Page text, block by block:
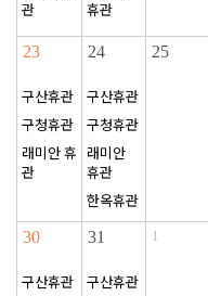
관
휴관
23
구산휴관
구청휴관
래미안 휴
관
24
구산휴관
구청휴관
래미안
휴관
한옥휴관
25
30
구산휴관
31
구산휴관
1